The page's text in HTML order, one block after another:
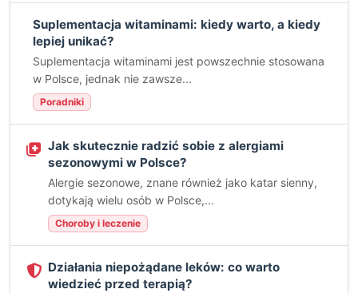
Suplementacja witaminami: kiedy warto, a kiedy
lepiej unikać?
Suplementacja witaminami jest powszechnie stosowana
w Polsce, jednak nie zawsze...
Poradniki
Jak skutecznie radzić sobie z alergiami
sezonowymi w Polsce?
Alergie sezonowe, znane również jako katar sienny,
dotykają wielu osób w Polsce,...
Choroby i leczenie
Działania niepożądane leków: co warto
wiedzieć przed terapią?